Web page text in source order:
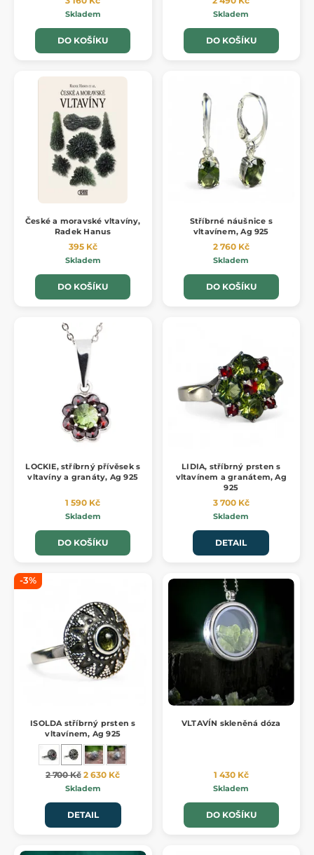
Skladem
DO KOŠÍKU
Skladem
DO KOŠÍKU
České a moravské vltavíny,
Radek Hanus
395 Kč
Skladem
DO KOŠÍKU
Stříbrné náušnice s
vltavínem, Ag 925
2 760 Kč
Skladem
DO KOŠÍKU
LOCKIE, stříbrný přívěsek s
vltavíny a granáty, Ag 925
1 590 Kč
Skladem
DO KOŠÍKU
LIDIA, stříbrný prsten s
vltavínem a granátem, Ag
925
3 700 Kč
Skladem
DETAIL
-3%
ISOLDA stříbrný prsten s
vltavínem, Ag 925
2 700 Kč 2 630 Kč
Skladem
DETAIL
VLTAVÍN skleněná dóza
1 430 Kč
Skladem
DO KOŠÍKU